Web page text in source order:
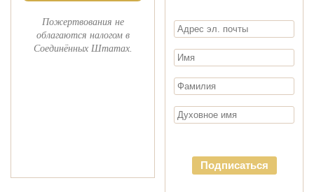
Пожертвования не
облагаются налогом в
Соединённых Штатах.
Подписаться